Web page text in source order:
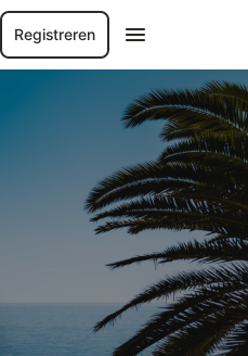
Registreren